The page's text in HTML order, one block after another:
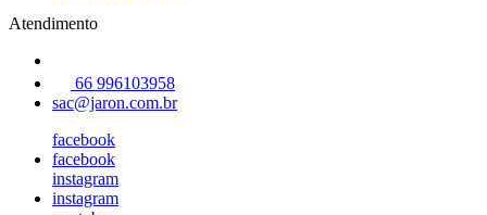
Atendimento
66 996103958
sac@jaron.com.br
facebook
facebook
instagram
instagram